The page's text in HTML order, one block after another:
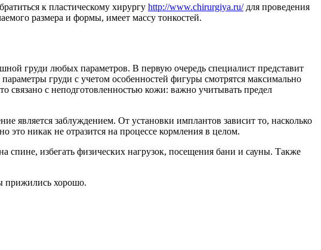
к пластическому хирургу http://www.chirurgiya.ru/для проведения
размера и формы, имеет массу тонкостей.
груди любых параметров. В первую очередь специалист представит
груди с учетом особенностей фигуры смотрятся максимально
связано с неподготовленностью кожи: важно учитывать предел
заблуждением. От установки имплантов зависит то, насколько
это никак не отразится на процессе кормления в целом.
спине, избегать физических нагрузок, посещения бани и сауны. Также
прижились хорошо.